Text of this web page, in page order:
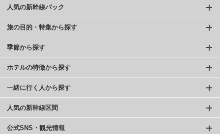
人気の新幹線パック
旅の目的・特集から探す
季節から探す
ホテルの特徴から探す
一緒に行く人から探す
人気の新幹線区間
公式SNS・観光情報